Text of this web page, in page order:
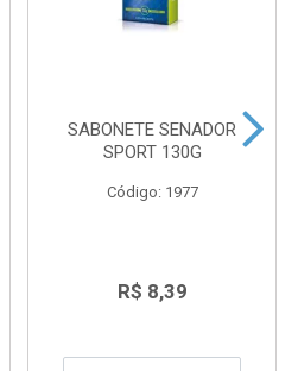
SABONETE SENADOR
SPORT 130G
Código: 1977
R$ 8,39